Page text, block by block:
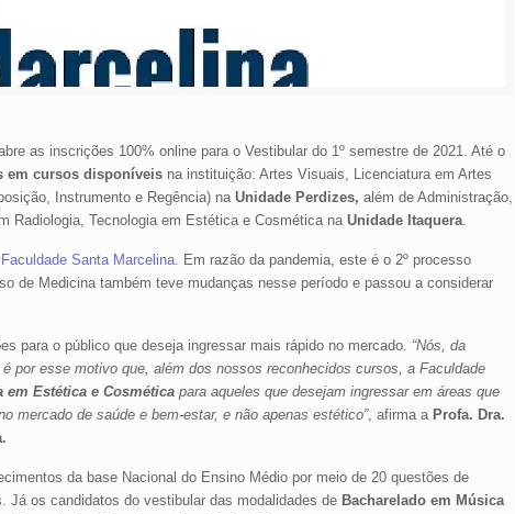
as inscrições 100% online para o Vestibular do 1º semestre de 2021. Até o
em cursos disponíveisna instituição: Artes Visuais, Licenciatura em Artes
Instrumento e Regência) na Unidade Perdizes, além de Administração,
Radiologia, Tecnologia em Estética e Cosmética na Unidade Itaquera.
Santa Marcelina. Em razão da pandemia, este é o 2º processo
de Medicina também teve mudanças nesse período e passou a considerar
para o público que deseja ingressar mais rápido no mercado. “Nós, da
por esse motivo que, além dos nossos reconhecidos cursos, a Faculdade
em Estética e Cosméticapara aqueles que desejam ingressar em áreas que
mercado de saúde e bem-estar, e não apenas estético”, afirma a Profa. Dra.
da base Nacional do Ensino Médio por meio de 20 questões de
Já os candidatos do vestibular das modalidades de Bacharelado em Música